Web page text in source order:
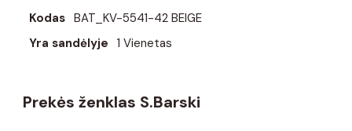
Kodas BAT_KV-5541-42 BEIGE
Yra sandėlyje 1 Vienetas
Prekės ženklas S.Barski